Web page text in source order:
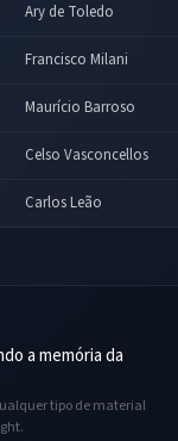
Ary de Toledo
Francisco Milani
Maurício Barroso
Celso Vasconcellos
Carlos Leão
a memória da
tipo de material